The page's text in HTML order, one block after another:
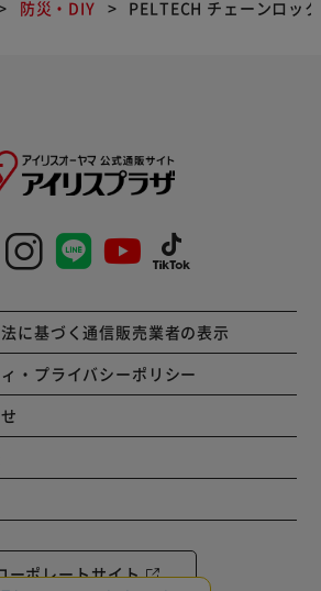
防災・DIY PELTECH チェーンロッ
に基づく通信販売業者の表示
・プライバシーポリシー
ーポレートサイト